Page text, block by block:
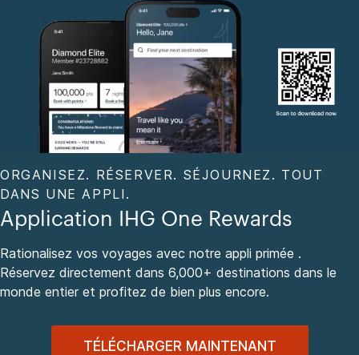
ORGANISEZ. RÉSERVER. SÉJOURNEZ. TOUT
DANS UNE APPLI.
Application IHG One Rewards
Rationalisez vos voyages avec notre appli primée .
Réservez directement dans 6,000+ destinations dans le
monde entier et profitez de bien plus encore.
TÉLÉCHARGER MAINTENANT